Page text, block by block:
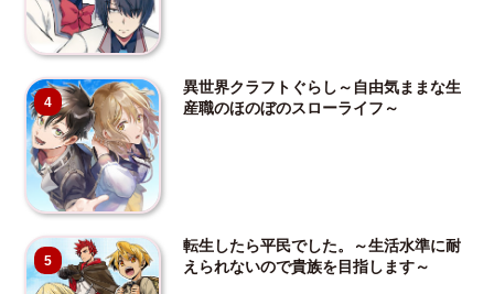
4
異世界クラフトぐらし～自由気ままな生
産職のほのぼのスローライフ～
5
転生したら平民でした。～生活水準に耐
えられないので貴族を目指します～